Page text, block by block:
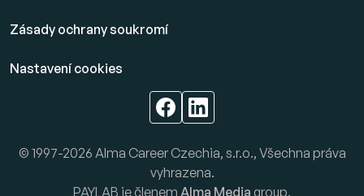
Zásady ochrany soukromí
Nastavení cookies
© 1997-2026 Alma Career Czechia, s.r.o., Všechna práva
vyhrazena.
PAYLAB je členem Alma Media group.